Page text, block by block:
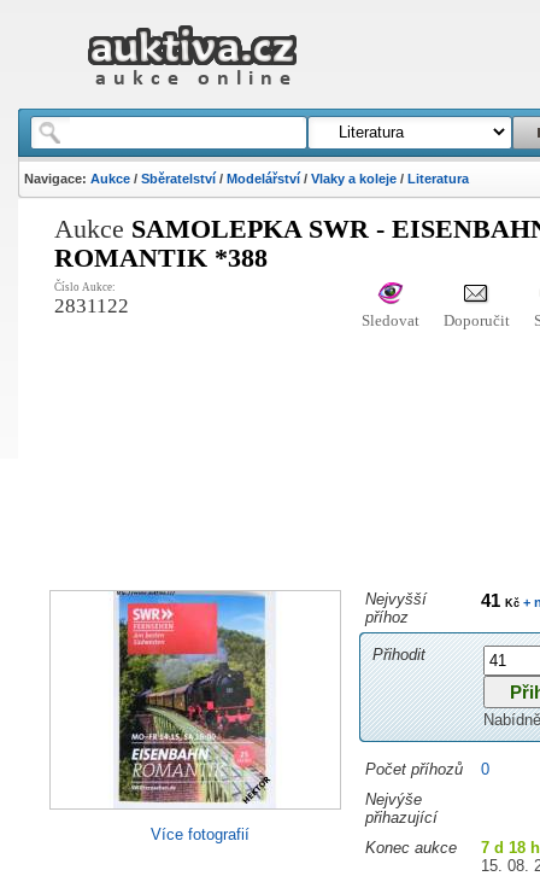
Navigace: Aukce/ Sběratelství/ Modelářství/ Vlaky a koleje/ Literatura
Aukce SAMOLEPKA SWR -
ROMANTIK *388
Číslo Aukce:
2831122
Sledovat Doporučit
Více fotografií
Nejvyšší
příhoz
41 Kč+
Přihodit
Počet příhozů
0
Nejvýše
přihazující
Konec aukce
7 d 18
15. 08.